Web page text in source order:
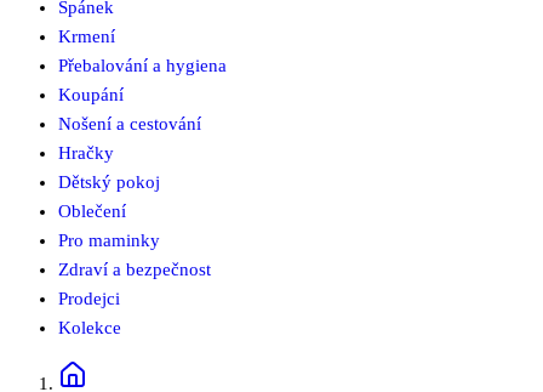
Spánek
Krmení
Přebalování a hygiena
Koupání
Nošení a cestování
Hračky
Dětský pokoj
Oblečení
Pro maminky
Zdraví a bezpečnost
Prodejci
Kolekce